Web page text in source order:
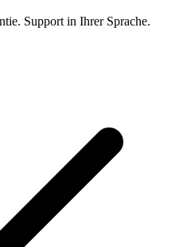
Support in Ihrer Sprache.